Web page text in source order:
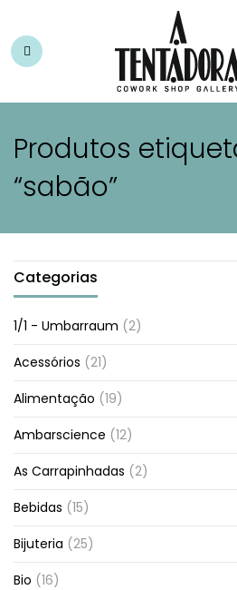
Produtos
“sabão”
Categorias
1/1 - Umbarraum (2)
Acessórios (21)
Alimentação (19)
Ambarscience (12)
As Carrapinhadas (2)
Bebidas (15)
Bijuteria (25)
Bio (16)